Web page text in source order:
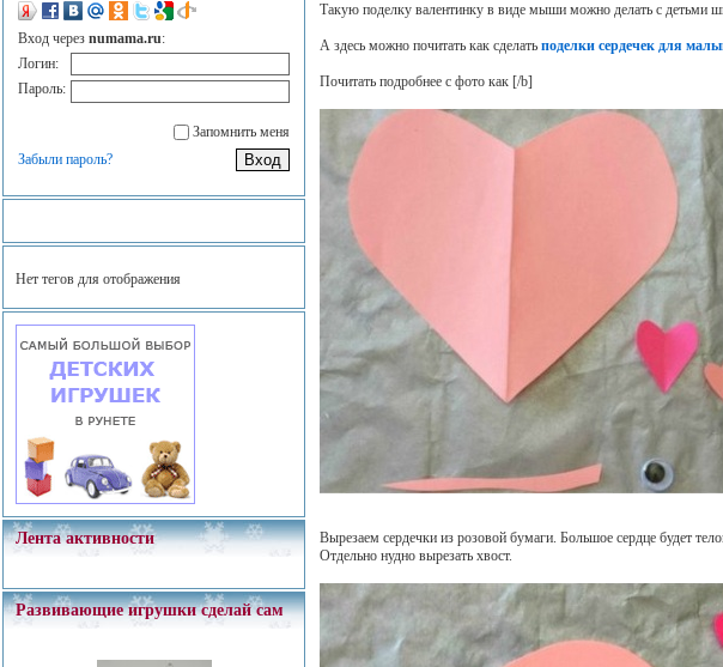
Вход через numama.ru:
Логин:
Пароль:
Запомнить меня
Забыли пароль?
Нет тегов для отображения
Лента активности
Развивающие игрушки сделай сам
Такую поделку валентинку в виде мыши можно делать с детьми
А здесь можно почитать как сделатьподелки сердечек для
Почитать подробнее с фото как [/b]
Вырезаем сердечки из розовой бумаги. Большое сердце будет
Отдельно нудно вырезать хвост.